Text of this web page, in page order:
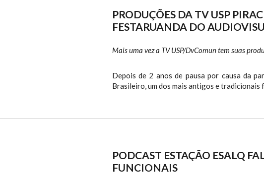
PRODUÇÕES DA TV USP
FESTARUANDA DO
Mais uma vez a TV USP/DvComun tem suas
Depois de 2 anos de pausa por causa da
Brasileiro, um dos mais antigos e tradicionais
PODCAST ESTAÇÃO ESALQ
FUNCIONAIS